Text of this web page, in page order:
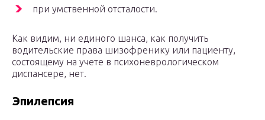
при умственной отсталости.
Как видим, ни единого шанса, как получить
водительские права шизофренику или пациенту,
состоящему на учете в психоневрологическом
диспансере, нет.
Эпилепсия